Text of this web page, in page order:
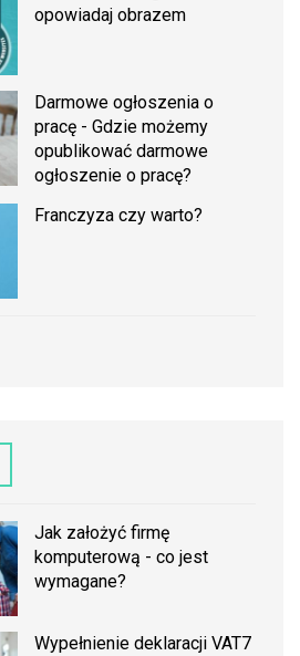
opowiadaj obrazem
Darmowe ogłoszenia o
pracę - Gdzie możemy
opublikować darmowe
ogłoszenie o pracę?
Franczyza czy warto?
Jak założyć firmę
komputerową - co jest
wymagane?
Wypełnienie deklaracji VAT7